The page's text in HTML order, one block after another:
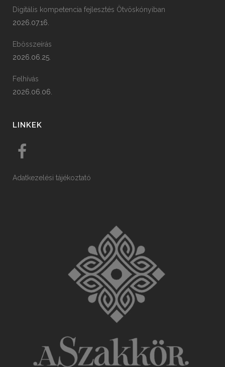
Digitális kompetencia fejlesztés Ötvöskónyiban
2026.07.16.
Ebösszeírás
2026.06.25.
Felhívás
2026.06.06.
LINKEK
Adatkezelési tájékoztató